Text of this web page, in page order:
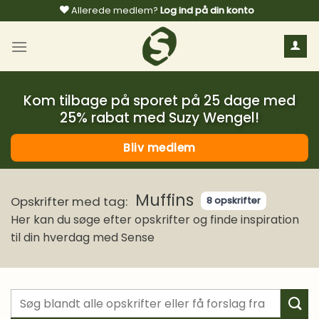
til
indhold
Allerede medlem? Log ind på din konto
Kom tilbage på sporet på 25 dage med
25% rabat med Suzy Wengel!
Bliv medlem
Opskrifter med tag: Muffins 8 opskrifter
Her kan du søge efter opskrifter og finde inspiration
til din hverdag med Sense